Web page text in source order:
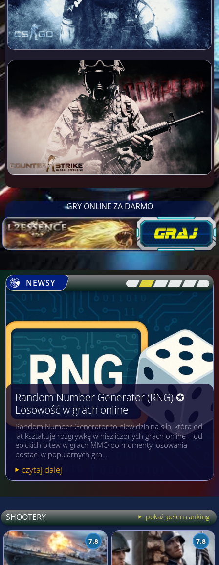
GRY ONLINE ZA DARMO
NEWSY [\ \\ \\ \\ \\ \]
Random Number Generator (RNG) ✪
Losowość w grach online
Random Number Generator to niewidzialna siła, która od
lat kształtuje rozgrywkę w niezliczonych grach online – od
epickich bitew w grach MMO po momenty losowania
postaci w popularnych gra…
czytaj dalej
SHOOTERY pokaż pełen ranking
7.8 7.8